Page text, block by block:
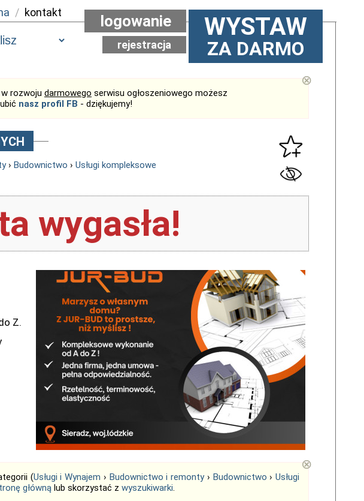
/ kontakt WYSTAW
ZA DARMO
logowanie
rejestracja
rozwoju darmowego serwisu ogłoszeniowego możesz
nasz profil FB - dziękujemy!
⊗
› Budownictwo › Usługi kompleksowe
wygasła!
Z.
(Usługi i Wynajem › Budownictwo i remonty› Budownictwo ›Usługi
główną lub skorzystać z wyszukiwarki.
⊗